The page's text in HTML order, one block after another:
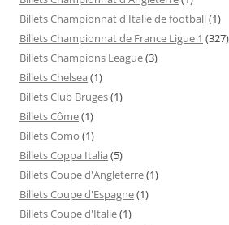
Billets Championnat d'Italie de football(1)
Billets Championnat de France Ligue 1 (327)
Billets Champions League(3)
Billets Chelsea (1)
Billets Club Bruges(1)
Billets Côme(1)
Billets Como (1)
Billets Coppa Italia (5)
Billets Coupe d'Angleterre(1)
Billets Coupe d'Espagne(1)
Billets Coupe d'Italie(1)